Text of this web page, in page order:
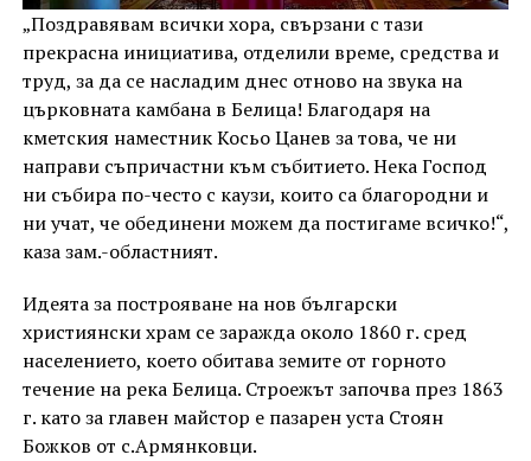
„Поздравявам всички хора, свързани с тази
прекрасна инициатива, отделили време, средства и
труд, за да се насладим днес отново на звука на
църковната камбана в Белица! Благодаря на
кметския наместник Косьо Цанев за това, че ни
направи съпричастни към събитието. Нека Господ
ни събира по-често с каузи, които са благородни и
ни учат, че обединени можем да постигаме всичко!“,
каза зам.-областният.
Идеята за построяване на нов български
християнски храм се заражда около 1860 г. сред
населението, което обитава земите от горното
течение на река Белица. Строежът започва през 1863
г. като за главен майстор е пазарен уста Стоян
Божков от с.Армянковци.